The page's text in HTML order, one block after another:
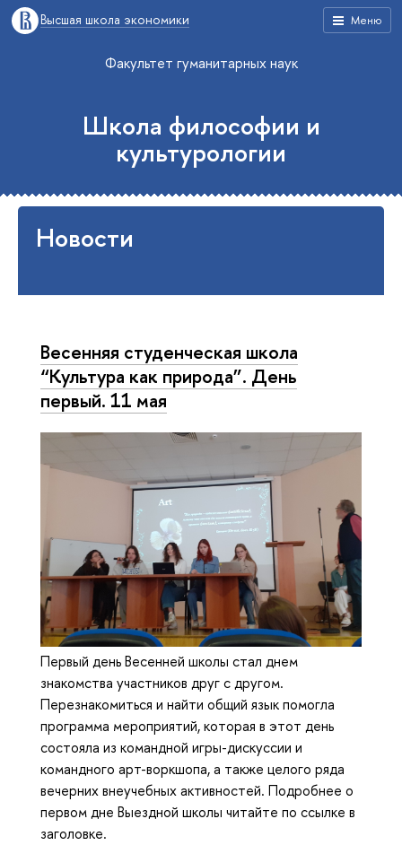
Меню
Высшая школа экономики
Факультет гуманитарных наук
Школа философии и
культурологии
Новости
Весенняя студенческая школа
“Культура как природа”. День
первый. 11 мая
Первый день Весенней школы стал днем
знакомства участников друг с другом.
Перезнакомиться и найти общий язык помогла
программа мероприятий, которая в этот день
состояла из командной игры-дискуссии и
командного арт-воркшопа, а также целого ряда
вечерних внеучебных активностей. Подробнее о
первом дне Выездной школы читайте по ссылке в
заголовке.